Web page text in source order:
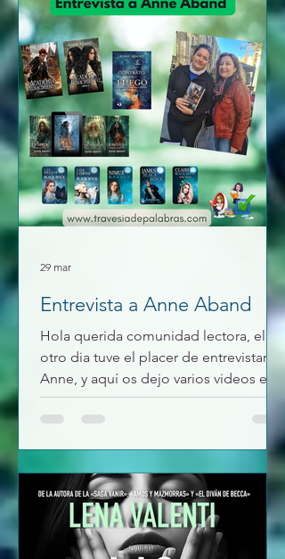
contrato que ha firmado es lo que
dicta. Pero no todo es fácil como
parecía al principio, Kael tiene una
misión y Shasa se convertirá en su
protectora o no. Los dioses luchan
entre ellos y nuestros
Entrevista a Anne Aband
Hola querida comunidad lectora, el
otro dia tuve el placer de entrevistar a
Anne, y aquí os dejo varios videos en
los que fuimos hablando de sus libros
y sagas de los cuales si quereis saber
mas podéis encontrar la reseña en el
blog. Sobre Contrato de Fuego Sobre
las Brujas Escocesas de Black Rock
Sobre Academia del Renacimiento y
portadas de libros. Sobre Hijas de la
luna Conociendo a Anne Aband
29 mar